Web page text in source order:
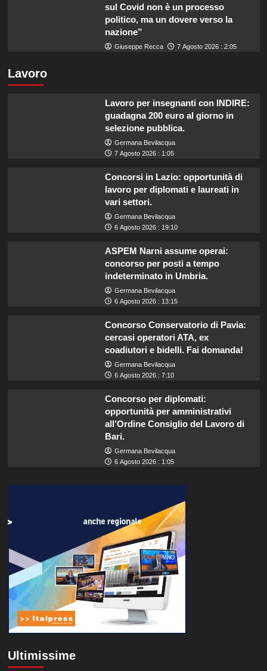
sul Covid non è un processo
politico, ma un dovere verso la
nazione”
Giuseppe Recca 7 Agosto 2026 : 2:05
Lavoro
Lavoro per insegnanti con INDIRE:
guadagna 200 euro al giorno in
selezione pubblica.
Germana Bevilacqua
7 Agosto 2026 : 1:05
Concorsi in Lazio: opportunità di
lavoro per diplomati e laureati in
vari settori.
Germana Bevilacqua
6 Agosto 2026 : 19:10
ASPEM Narni assume operai:
concorso per posti a tempo
indeterminato in Umbria.
Germana Bevilacqua
6 Agosto 2026 : 13:15
Concorso Conservatorio di Pavia:
cercasi operatori ATA, ex
coadiutori e bidelli. Fai domanda!
Germana Bevilacqua
6 Agosto 2026 : 7:10
Concorso per diplomati:
opportunità per amministrativi
all’Ordine Consiglio del Lavoro di
Bari.
Germana Bevilacqua
6 Agosto 2026 : 1:05
Ultimissime